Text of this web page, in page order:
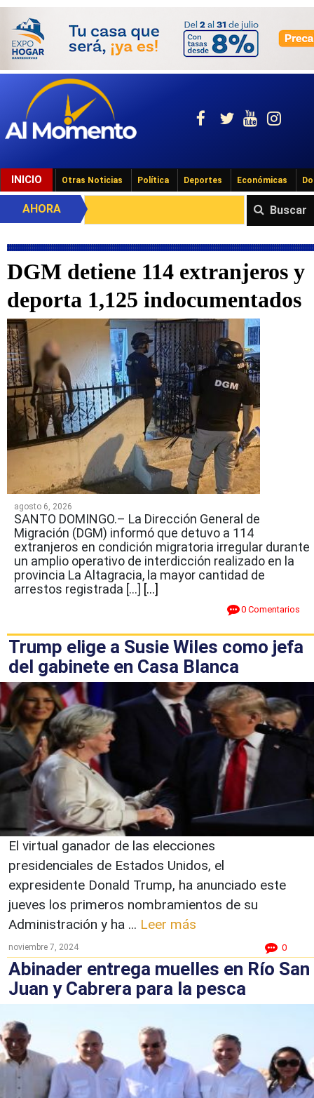
INICIO Otras Noticias Política Deportes Económicas
Buscar
AHORA
DGM detiene 114 extranjeros y
deporta 1,125 indocumentados
agosto 6, 2026
SANTO DOMINGO.– La Dirección General de
Migración (DGM) informó que detuvo a 114
extranjeros en condición migratoria irregular durante
un amplio operativo de interdicción realizado en la
provincia La Altagracia, la mayor cantidad de
arrestos registrada […] [...]
0 Comentarios
Trump elige a Susie Wiles como jefa
del gabinete en Casa Blanca
El virtual ganador de las elecciones
presidenciales de Estados Unidos, el
expresidente Donald Trump, ha anunciado este
jueves los primeros nombramientos de su
Administración y ha ... Leer más
noviembre 7, 2024 0
Abinader entrega muelles en Río San
Juan y Cabrera para la pesca